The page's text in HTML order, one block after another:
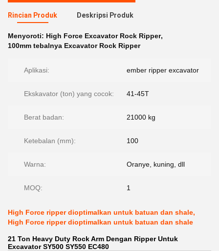
Rincian Produk Deskripsi Produk
Menyoroti: High Force Excavator Rock Ripper,
100mm tebalnya Excavator Rock Ripper
Aplikasi: ember ripper excavator
Ekskavator (ton) yang cocok: 41-45T
Berat badan: 21000 kg
Ketebalan (mm): 100
Warna: Oranye, kuning, dll
MOQ: 1
High Force ripper dioptimalkan untuk batuan dan shale,
High Force ripper dioptimalkan untuk batuan dan shale
21 Ton Heavy Duty Rock Arm Dengan Ripper Untuk
Excavator SY500 SY550 EC480